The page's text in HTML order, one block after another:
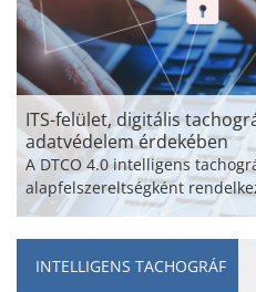
ITS-felület, digitális
adatvédelem érdekében
A DTCO 4.0 intelligens
alapfelszereltségként
INTELLIGENS TACHOGRÁF